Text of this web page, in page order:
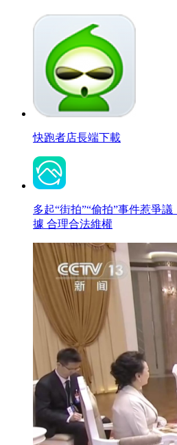
快跑者店長端下載
多起“街拍”“偷拍”事件惹爭
據 合理合法維權